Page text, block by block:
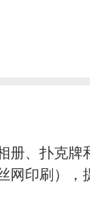
册、扑克
印刷），